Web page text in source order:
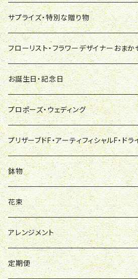
オールラウンド
おまかせ
スタンダード花束
ブーケ風花束
スタンディングブーケ
その他・おまかせ
蘭鉢
胡蝶蘭
シンビジューム
その他の蘭
観葉植物
ミニ観葉（テーブルサイズ）
中鉢（7号～8号）
大鉢（9号～10号以上）
その他
プリザーブドフラワー
ハーバリューム
スタンド花
1段仕立て
2段仕立
モダンスタイル
デザイナーおまかせ
ワンサイド
ペット用
花束
スタンダード花束
ブーケ風花束
スタンディングブーケ
その他
プリザーブドフラワー
蘭鉢
胡蝶蘭
シンビジュウム
その他の蘭
切花
生花スタンド
ご葬儀生花1段
ご葬儀生花洋花仕立て
喪中はがき届いたら
胡蝶蘭
観葉植物
生花スタンド
御祝
御供
お悔み・お供
葬儀用生花・内花（枕花）
胡蝶蘭
御祝・式典
式典花
退職・送別
花束
アレンジメント
鉢物
サプライズ・特別な贈り物
デザイナーズアレンジ
オーダーメード予約注文
デザイナーオリジナル商品
デザイナーズブーケ
オーダーメード予約注文
デザイナーオリジナル商品
デザイナーズプリザーブドフラワー
オーダーメード予約注文
デザイナーオリジナル商品
デザイナーズアーティフィシルフラワー
オーダーメード予約注文
デザイナーオリジナル商品
デザイナーズハーバリューム
デザイナーズオーダーメード
デザイナーズオリジナル
フローリスト・フラワーデザイナーおまか
花束[フローリスト・フラワーデザイナー
ブーケ風[フローリストおまかせ]
スタンダード[フローリストおまかせ]
アレンジメント[フローリスト・フラワー
ワンサイド[フローリストおまかせ]
オールラウンド[フローリストおまかせ]
プリザーブドフラワー[フローリストおま
ワンサイド[フローリストおまかせ]
オールラウンド[フローリストおまかせ]
ハーバリューム［フローリストおまかせ］
お誕生日・記念日
アレンジメント
ワンサイド
オールラウンド
おまかせ
花束
ワンサイド（贈呈用）
ブーケ風（オールラウンド）
本数指定
ステンディングブーケ
鉢物
観葉植物
蘭系
その他
その他
プロポーズ・ウェディング
ウェディングブーケ
ウェディング・チャペル用
カクテル・お色直し
アーティフィシャル（造花）
赤薔薇の花束
薔薇の花束
百合の花束
プロポーズブーケ
プリザーブドF・アーティフィシャルF・ドラ
プリザーブドFアレンジ
慶事用
弔事用
デザイナーズブランド【me-mi-you】
ドライフラワーアレンジ
慶事用
弔事用
プリザーブドブーケ
慶事用
ドライフラワーブーケ
鉢物
胡蝶蘭
大輪系
ミディ（中輪・ミニ系）
観葉植物
御祝・開店・竣工・創業など
花鉢
花束
御祝
お悔み
アレンジメント
御祝
定期便